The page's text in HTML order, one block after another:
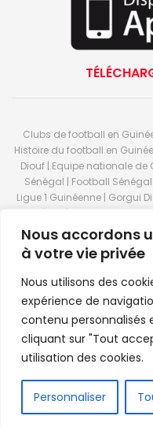
Nous accordons
à votre vie privée
Nous utilisons des
expérience de
contenu personnalisés
cliquant sur "Tout
utilisation des cookies.
Personnaliser
Clubs de football en
Histoire du football en
Diouf | Equipe nationale de
Sénégal | Football
Ligue 1 Guinéenne | Gorgui
direct | But | Actualité au
A | LSFP | Conakry | Guinée
Guineen | Handball Guinee
Stade du 28 septembre |
Equipe de Guinee| Equipe
Guinée | Le Senegal |
septembre | Foot Club |
Sport en direct | Boxe |
Guinee en direct | Foot en
direct | Vidéo | Télécharger
magazine
FR